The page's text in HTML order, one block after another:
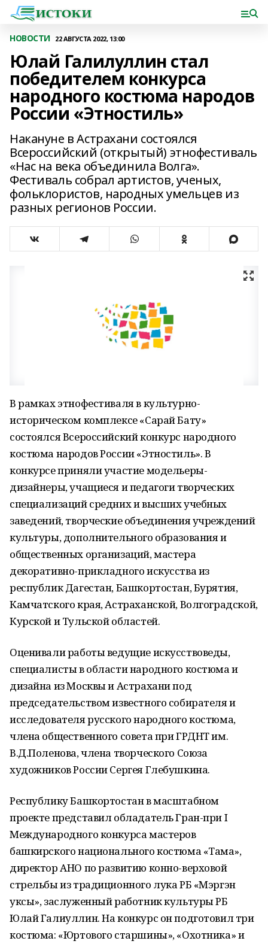
НОВОСТИ 22 АВГУСТА 2022, 13:00
Юлай Галилуллин стал
победителем конкурса
народного костюма народов
России «Этностиль»
Накануне в Астрахани состоялся
Всероссийский (открытый) этнофестиваль
«Нас на века объединила Волга».
Фестиваль собрал артистов, ученых,
фольклористов, народных умельцев из
разных регионов России.
В рамках этнофестиваля в культурно-
историческом комплексе «Сарай Бату»
состоялся Всероссийский конкурс народного
костюма народов России «Этностиль». В
конкурсе приняли участие модельеры-
дизайнеры, учащиеся и педагоги творческих
специализаций средних и высших учебных
заведений, творческие объединения учреждений
культуры, дополнительного образования и
общественных организаций, мастера
декоративно-прикладного искусства из
республик Дагестан, Башкортостан, Бурятия,
Камчатского края, Астраханской, Волгоградской,
Курской и Тульской областей.
Оценивали работы ведущие искусствоведы,
специалисты в области народного костюма и
дизайна из Москвы и Астрахани под
председательством известного собирателя и
исследователя русского народного костюма,
члена общественного совета при ГРДНТ им.
В.Д.Поленова, члена творческого Союза
художников России Сергея Глебушкина.
Республику Башкортостан в масштабном
проекте представил обладатель Гран-при I
Международного конкурса мастеров
башкирского национального костюма «Тамға»,
директор АНО по развитию конно-верховой
стрельбы из традиционного лука РБ «Мэргэн
уксы», заслуженный работник культуры РБ
Юлай Галиуллин. На конкурс он подготовил три
костюма: «Юртового старшины», «Охотника» и